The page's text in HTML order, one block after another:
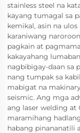
stainless steel na
kayang tumagal sa
kemikal, asin na
karaniwang
pagkain at
kakayahang
nagbibigay-daan sa
nang tumpak sa
mabigat na
seismic. Ang mga
ang laser welding at
maramihang
habang pinananatili